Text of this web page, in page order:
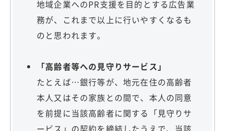
地域企業へのPR支援を目的とする広告業
務が、これまで以上に行いやすくなるも
のと思われます。
「高齢者等への見守りサービス」
たとえば…銀行等が、地元在住の高齢者
本人又はその家族との間で、本人の同意
を前提に当該高齢者に関する「見守りサ
ービス」の契約を締結したうえで、当該